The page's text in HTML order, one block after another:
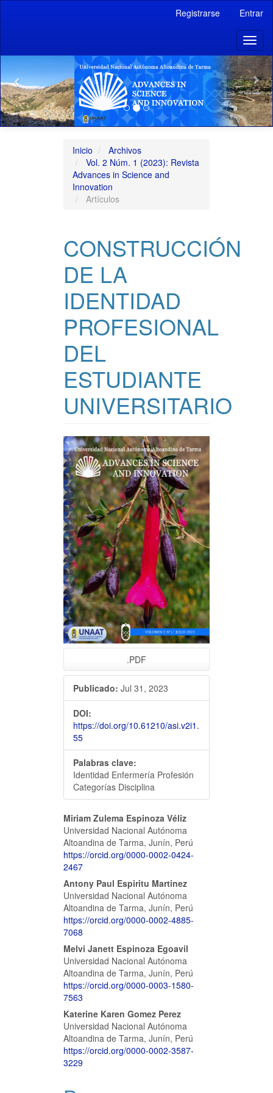
Barra
Registrarse Entrar
Inicio
Archivos
Vol. 2 Núm. 1 (2023): Revista
Advances in Science and
Innovation
Artículos
CONSTRUCCIÓN
DE LA
IDENTIDAD
PROFESIONAL
DEL
ESTUDIANTE
UNIVERSITARIO
Barra
lateral
del
artículo
.PDF
Publicado: Jul 31, 2023
DOI:
https://doi.org/10.61210/asi.v2i1.
55
Palabras clave:
Identidad Enfermería Profesión
Categorías Disciplina
Contenido
principal
del
artículo
Miriam Zulema Espinoza Véliz
Universidad Nacional Autónoma
Altoandina de Tarma, Junín, Perú
https://orcid.org/0000-0002-0424-
2467
Antony Paul Espiritu Martinez
Universidad Nacional Autónoma
Altoandina de Tarma, Junín, Perú
https://orcid.org/0000-0002-4885-
7068
Melvi Janett Espinoza Egoavil
Universidad Nacional Autónoma
Altoandina de Tarma, Junín, Perú
https://orcid.org/0000-0003-1580-
7563
Katerine Karen Gomez Perez
Universidad Nacional Autónoma
Altoandina de Tarma, Junín, Perú
https://orcid.org/0000-0002-3587-
3229